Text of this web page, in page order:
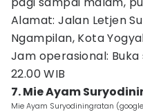
Alamat: Jalan Letjen
Ngampilan, Kota
Jam operasional:
22.00 WIB
7. Mie Ayam
Mie Ayam Suryodiningratan